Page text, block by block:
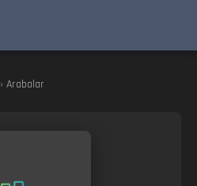
› Arabalar